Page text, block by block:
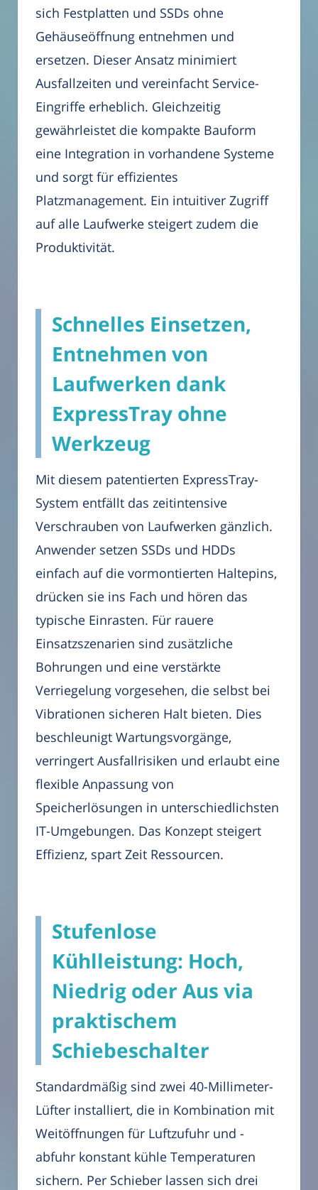
sich Festplatten und SSDs ohne
Gehäuseöffnung entnehmen und
ersetzen. Dieser Ansatz minimiert
Ausfallzeiten und vereinfacht Service-
Eingriffe erheblich. Gleichzeitig
gewährleistet die kompakte Bauform
eine Integration in vorhandene Systeme
und sorgt für effizientes
Platzmanagement. Ein intuitiver Zugriff
auf alle Laufwerke steigert zudem die
Produktivität.
Schnelles Einsetzen,
Entnehmen von
Laufwerken dank
ExpressTray ohne
Werkzeug
Mit diesem patentierten ExpressTray-
System entfällt das zeitintensive
Verschrauben von Laufwerken gänzlich.
Anwender setzen SSDs und HDDs
einfach auf die vormontierten Haltepins,
drücken sie ins Fach und hören das
typische Einrasten. Für rauere
Einsatzszenarien sind zusätzliche
Bohrungen und eine verstärkte
Verriegelung vorgesehen, die selbst bei
Vibrationen sicheren Halt bieten. Dies
beschleunigt Wartungsvorgänge,
verringert Ausfallrisiken und erlaubt eine
flexible Anpassung von
Speicherlösungen in unterschiedlichsten
IT-Umgebungen. Das Konzept steigert
Effizienz, spart Zeit Ressourcen.
Stufenlose
Kühlleistung: Hoch,
Niedrig oder Aus via
praktischem
Schiebeschalter
Standardmäßig sind zwei 40-Millimeter-
Lüfter installiert, die in Kombination mit
Weitöffnungen für Luftzufuhr und -
abfuhr konstant kühle Temperaturen
sichern. Per Schieber lassen sich drei